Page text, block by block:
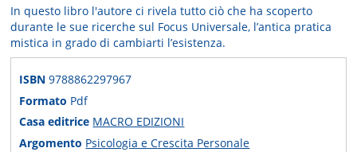
In questo libro l'autore ci rivela tutto ciò che ha scoperto
durante le sue ricerche sul Focus Universale, l’antica pratica
mistica in grado di cambiarti l’esistenza.
ISBN9788862297967
Formato Pdf
Casa editrice MACRO EDIZIONI
Argomento Psicologia e Crescita Personale